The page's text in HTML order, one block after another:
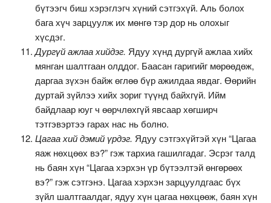
бүтээгч биш хэрэглэгч хүний сэтгэхүй. Аль болох
бага хүч зарцуулж их мөнгө тэр дор нь олохыг
хүсдэг.
Дургүй ажлаа хийдэг. Ядуу хүнд дургүй ажлаа хийх
мянган шалтгаан олддог. Баасан гаригийг мөрөөдөж,
даргаа зүхэн байж өглөө бүр ажилдаа явдаг. Өөрийн
дуртай зүйлээ хийх зориг түүнд байхгүй. Ийм
байдлаар юуг ч өөрчлөхгүй явсаар хөгширч
тэтгэвэртээ гарах нас нь болно.
Цагаа хий дэмий үрдэг. Ядуу сэтгэхүйтэй хүн “Цагаа
яаж нөхцөөх вэ?” гэж тархиа гашилгадаг. Эсрэг талд
нь баян хүн “Цагаа хэрхэн үр бүтээлтэй өнгөрөөх
вэ?” гэж сэтгэнэ. Цагаа хэрхэн зарцуулдгаас бүх
зүйл шалтгаалдаг, ядуу хүн цагаа нөхцөөж, баян хүн